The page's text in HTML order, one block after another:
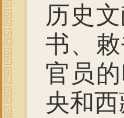
历史
书、
官员
央和